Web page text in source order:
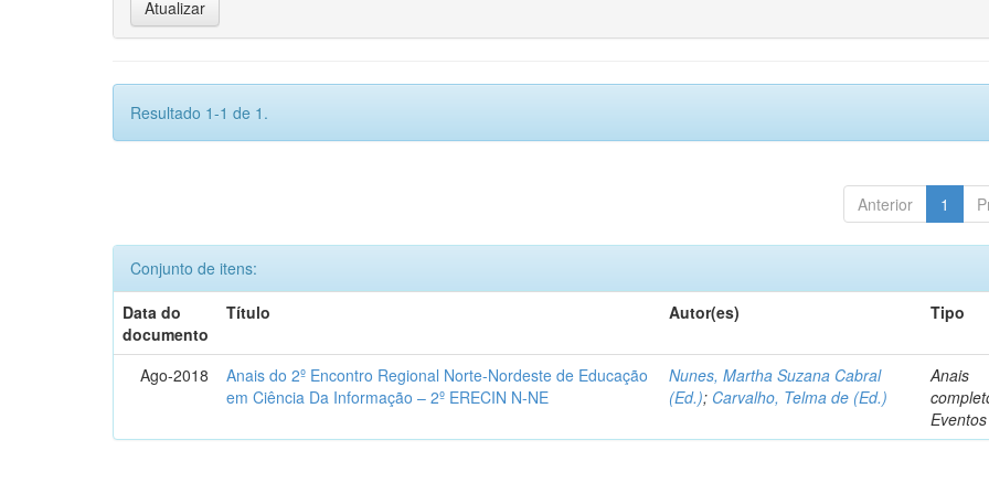
Resultado 1-1 de 1.
Anterior 1
Conjunto de itens:
Data do
documento
Título Autor(es) Tipo
Ago-2018
Anais do 2º Encontro Regional Norte-Nordeste de Educação
em Ciência Da Informação – 2º ERECIN N-NE
Nunes, Martha Suzana Cabral
(Ed.); Carvalho, Telma de (Ed.)
Anais
Eventos